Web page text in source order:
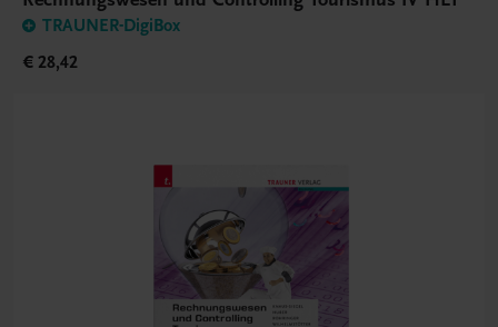
TRAUNER-DigiBox
€ 28,42